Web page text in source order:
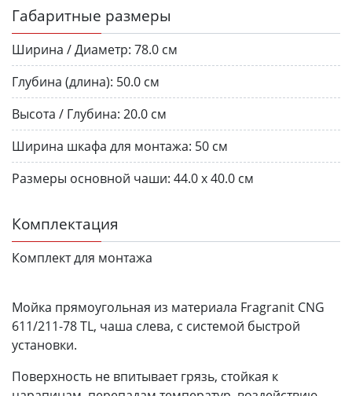
Габаритные размеры
Ширина / Диаметр: 78.0 см
Глубина (длина): 50.0 см
Высота / Глубина: 20.0 см
Ширина шкафа для монтажа: 50 см
Размеры основной чаши: 44.0 х 40.0 см
Комплектация
Комплект для монтажа
Мойка прямоугольная из материала Fragranit CNG
611/211-78 TL, чаша слева, с системой быстрой
установки.
Поверхность не впитывает грязь, стойкая к